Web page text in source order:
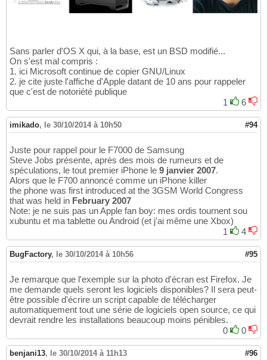
Sans parler d'OS X qui, à la base, est un BSD modifié...
On s'est mal compris :
1. ici Microsoft continue de copier GNU/Linux
2. je cite juste l'affiche d'Apple datant de 10 ans pour rappeler
que c'est de notoriété publique
1
6
imikado, le 30/10/2014 à 10h50 #94
Juste pour rappel pour le F7000 de Samsung
Steve Jobs présente, après des mois de rumeurs et de
spéculations, le tout premier iPhone le 9 janvier 2007.
Alors que le F700 annoncé comme un iPhone killer
the phone was first introduced at the 3GSM World Congress
that was held in February 2007
Note: je ne suis pas un Apple fan boy: mes ordis tournent sou
xubuntu et ma tablette ou Android (et j'ai même une Xbox)
1
4
BugFactory, le 30/10/2014 à 10h56 #95
Je remarque que l'exemple sur la photo d'écran est Firefox. Je
me demande quels seront les logiciels disponibles? Il sera peut-
être possible d'écrire un script capable de télécharger
automatiquement tout une série de logiciels open source, ce qui
devrait rendre les installations beaucoup moins pénibles.
0
0
benjani13, le 30/10/2014 à 11h13 #96